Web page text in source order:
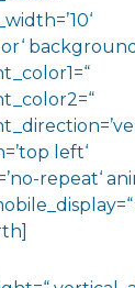
left‘
repeat‘